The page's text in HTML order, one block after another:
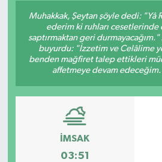
Muhakkak, Şeytan şöyle dedi: "Yâ
ederim ki ruhları cesetlerinde
saptırmaktan geri durmayacağım."
buyurdu: "İzzetim ve Celâlime
benden mağfiret talep ettikleri
affetmeye devam
İMSAK
03:51
Siyaset
Spor
Video Galeri
Yaşam